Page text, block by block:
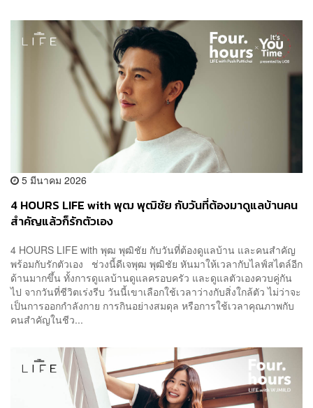
5 มีนาคม 2026
4 HOURS LIFE with พุฒ พุฒิชัย กับวันที่ต้องมาดูแลบ้านคน
สำคัญแล้วก็รักตัวเอง
4 HOURS LIFE with พุฒ พุฒิชัย กับวันที่ต้องดูแลบ้าน และคนสำคัญ
พร้อมกับรักตัวเอง ช่วงนี้ดีเจพุฒ พุฒิชัย หันมาให้เวลากับไลฟ์สไตล์อีก
ด้านมากขึ้น ทั้งการดูแลบ้านดูแลครอบครัว และดูแลตัวเองควบคู่กัน
ไป จากวันที่ชีวิตเร่งรีบ วันนี้เขาเลือกใช้เวลาว่างกับสิ่งใกล้ตัว ไม่ว่าจะ
เป็นการออกกำลังกาย การกินอย่างสมดุล หรือการใช้เวลาคุณภาพกับ
คนสำคัญในชีว...